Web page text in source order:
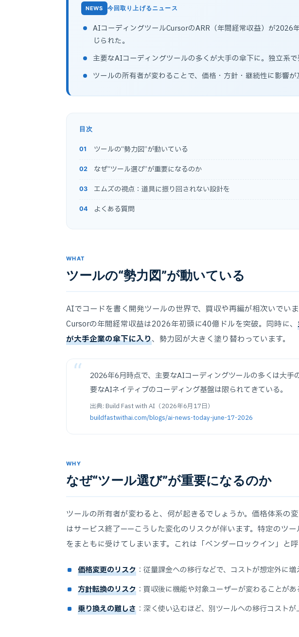
今回取り上げるニュース
AIコーディングツールCursorのARR（年間経常収益）が2026
じられた。
主要なAIコーディングツールの多くが大手の傘下に。独立系で
ツールの所有者が変わることで、価格・方針・継続性に影響が
目次
ツールの“勢力図”が動いている
なぜ“ツール選び”が重要になるのか
エムズの視点：道具に振り回されない設計を
よくある質問
WHAT
ツールの“勢力図”が動いている
AIでコードを書く開発ツールの世界で、買収や再編が相次いでい
Cursorの年間経常収益は2026年初頭に40億ドルを突破。同時に、
が大手企業の傘下に入り、勢力図が大きく塗り替わっています。
2026年6月時点で、主要なAIコーディングツールの多くは大手
要なAIネイティブのコーディング基盤は限られてきている。
出典: Build Fast with AI（2026年6月17日）
buildfastwithai.com/blogs/ai-news-today-june-17-2026
WHY
なぜ“ツール選び”が重要になるのか
ツールの所有者が変わると、何が起きるでしょうか。価格体系の
はサービス終了——こうした変化のリスクが伴います。特定のツ
をまともに受けてしまいます。これは「ベンダーロックイン」と
価格変更のリスク ：従量課金への移行などで、コストが想定外に増
方針転換のリスク ：買収後に機能や対象ユーザーが変わることがあ
乗り換えの難しさ ：深く使い込むほど、別ツールへの移行コストが